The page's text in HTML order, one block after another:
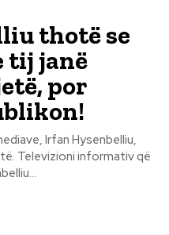
thotë se
tij janë
por
Irfan Hysenbelliu,
Televizioni informativ që